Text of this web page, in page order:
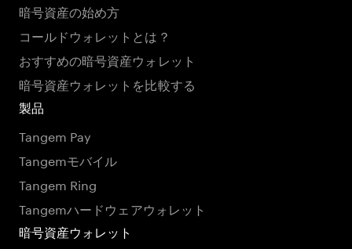
暗号資産の始め方
コールドウォレットとは？
おすすめの暗号資産ウォレット
暗号資産ウォレットを比較する
製品
Tangem Pay
Tangemモバイル
Tangem Ring
Tangemハードウェアウォレット
暗号資産ウォレット